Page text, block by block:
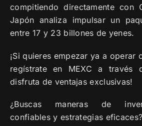
compitiendo directamente con
Japón analiza impulsar un
entre 17 y 23 billones de yenes.
¡Si quieres empezar ya a operar
regístrate en MEXC a
disfruta de ventajas exclusivas!
¿Buscas maneras de
confiables y estrategias eficaces?